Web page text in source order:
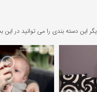
این دسته بندی را می توانید در